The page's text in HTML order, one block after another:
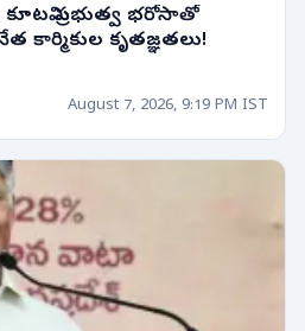
కూటమి ప్రభుత్వ భరోసాతో
కార్మికుల కృతజ్ఞతలు!
August 7, 2026, 9:19 PM IST